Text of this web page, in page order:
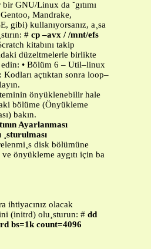
GNU/Linux da ˘gıtımı
Mandrake,
gibi) kullanıyorsanız, a¸sa
# cp –avx / /mnt/efs
kitabını takip
düzeltmelerle birlikte
edin: • Bölüm 6 – Util–linux
açtıktan sonra loop–
önyüklenebilir hale
bölüme (Önyükleme
bakın.
Ayarlanması
disk bölümüne
ve önyükleme aygıtı için ba
ihtiyacınız olacak
(initrd) olu¸sturun: # dd
bs=1k count=4096